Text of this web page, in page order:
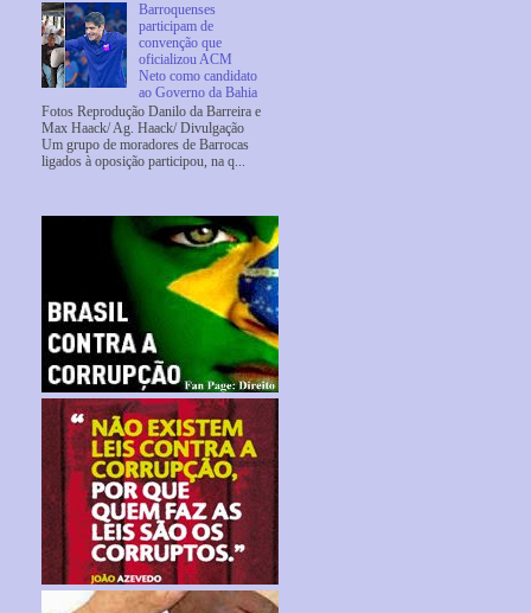
Barroquenses
participam de
convenção que
oficializou ACM
Neto como candidato
ao Governo da Bahia
Fotos Reprodução Danilo da Barreira e
Max Haack/ Ag. Haack/ Divulgação
Um grupo de moradores de Barrocas
ligados à oposição participou, na q...